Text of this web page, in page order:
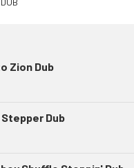
Zion Dub
Dub